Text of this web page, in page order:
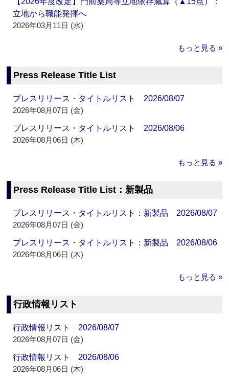
立地から職能発揮へ
2026年03月11日 (水)
もっと見る »
Press Release Title List
プレスリリース・タイトルリスト 2026/08/07
2026年08月07日 (金)
プレスリリース・タイトルリスト 2026/08/06
2026年08月06日 (木)
もっと見る »
Press Release Title List：新製品
プレスリリース・タイトルリスト：新製品 2026/08/07
2026年08月07日 (金)
プレスリリース・タイトルリスト：新製品 2026/08/06
2026年08月06日 (木)
もっと見る »
行政情報リスト
行政情報リスト 2026/08/07
2026年08月07日 (金)
行政情報リスト 2026/08/06
2026年08月06日 (木)